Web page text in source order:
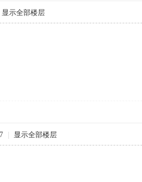
显示全部楼层
显示全部楼层